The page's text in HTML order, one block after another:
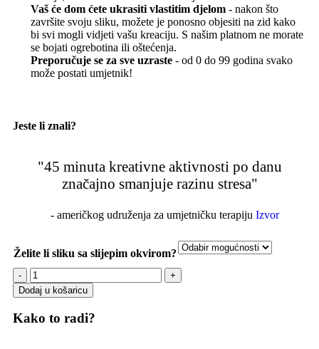
Vaš će dom ćete ukrasiti vlastitim djelom - nakon što
završite svoju sliku, možete je ponosno objesiti na zid kako
bi svi mogli vidjeti vašu kreaciju. S našim platnom ne morate
se bojati ogrebotina ili oštećenja.
Preporučuje se za sve uzraste - od 0 do 99 godina svako
može postati umjetnik!
Jeste li znali?
"45 minuta kreativne aktivnosti po danu
značajno smanjuje razinu stresa"
- američkog udruženja za umjetničku terapiju Izvor
Želite li sliku sa slijepim okvirom?
Dodaj u košaricu
Kako to radi?